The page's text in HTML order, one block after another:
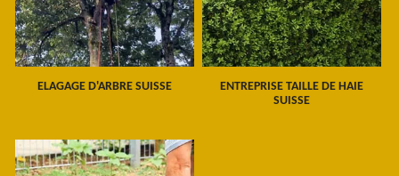
ELAGAGE D'ARBRE SUISSE
ENTREPRISE TAILLE DE HAIE
SUISSE